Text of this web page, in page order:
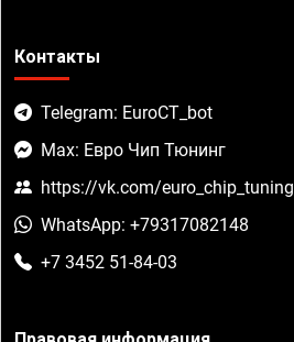
Контакты
Telegram: EuroCT_bot
Max: Евро Чип Тюнинг
https://vk.com/euro_chip_tuning
WhatsApp: +79317082148
+7 3452 51-84-03